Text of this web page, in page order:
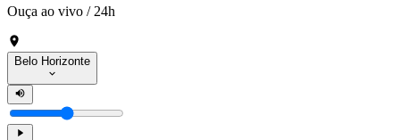
Ouça ao vivo / 24h
Belo Horizonte